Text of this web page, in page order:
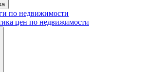
по недвижимости
цен по недвижимости